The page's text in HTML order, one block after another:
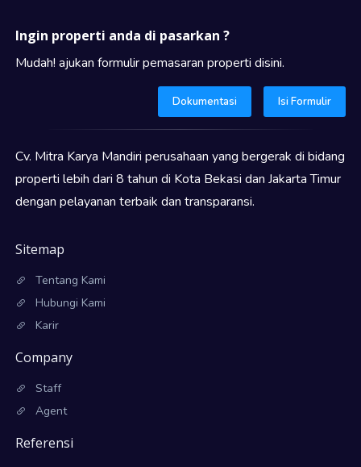
Ingin properti anda di pasarkan ?
Mudah! ajukan formulir pemasaran properti disini.
Dokumentasi Isi Formulir
Cv. Mitra Karya Mandiri perusahaan yang bergerak di bidang
properti lebih dari 8 tahun di Kota Bekasi dan Jakarta Timur
dengan pelayanan terbaik dan transparansi.
Sitemap
Tentang Kami
Hubungi Kami
Karir
Company
Staff
Agent
Referensi